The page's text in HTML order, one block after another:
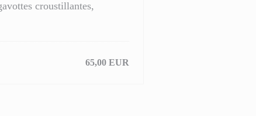
croustillantes,
65,00 EUR